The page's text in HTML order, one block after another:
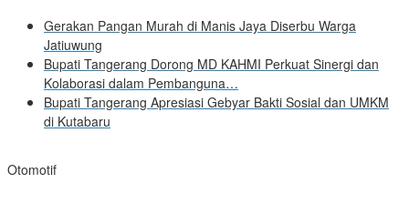
Gerakan Pangan Murah di Manis Jaya Diserbu Warga
Jatiuwung
Bupati Tangerang Dorong MD KAHMI Perkuat Sinergi dan
Kolaborasi dalam Pembanguna…
Bupati Tangerang Apresiasi Gebyar Bakti Sosial dan UMKM
di Kutabaru
Otomotif